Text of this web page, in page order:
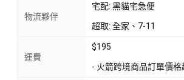
物流夥伴
宅配: 黑貓宅急便
超取: 全家、7-11
運費
$195
- 火箭跨境商品訂單價